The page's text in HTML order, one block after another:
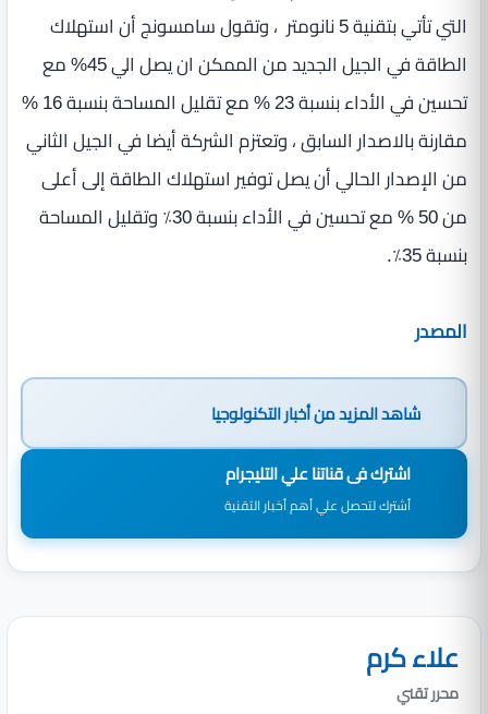
التي تأتي بتقنية 5 نانومتر ، وتقول سامسونج أن استهلاك
الطاقة في الجيل الجديد من الممكن ان يصل الي 45% مع
تحسين في الأداء بنسبة 23 % مع تقليل المساحة بنسبة 16 %
مقارنة بالاصدار السابق ، وتعتزم الشركة أيضا في الجيل الثاني
من الإصدار الحالي أن يصل توفير استهلاك الطاقة إلى أعلى
من 50 % مع تحسين في الأداء بنسبة 30٪ وتقليل المساحة
بنسبة 35٪.
المصدر
شاهد المزيد منأخبار التكنولوجيا
اشترك فى قناتنا علي التليجرام
أشترك لتحصل علي أهم أخبار التقنية
علاء كرم
محرر تقني